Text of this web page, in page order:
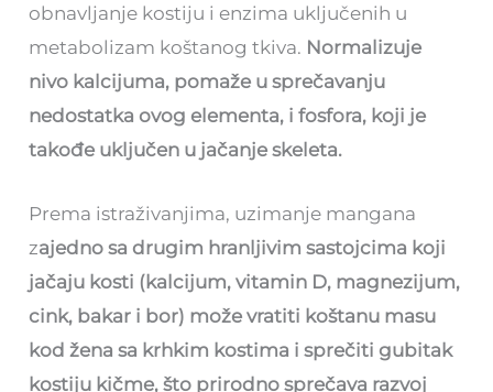
obnavljanje kostiju i enzima uključenih u
metabolizam koštanog tkiva. Normalizuje
nivo kalcijuma, pomaže u sprečavanju
nedostatka ovog elementa, i fosfora, koji je
takođe uključen u jačanje skeleta.
Prema istraživanjima, uzimanje mangana
zajedno sa drugim hranljivim sastojcima koji
jačaju kosti (kalcijum, vitamin D, magnezijum,
cink, bakar i bor) može vratiti koštanu masu
kod žena sa krhkim kostima i sprečiti gubitak
kostiju kičme, što prirodno sprečava razvoj